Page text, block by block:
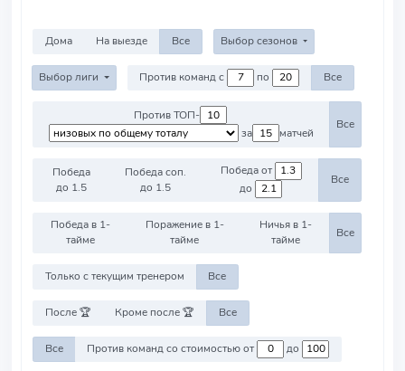
Дома На выезде Все Выбор сезонов
Выбор лиги Против команд с по Все
Против ТОП-
за
матчей
Все
Победа
до 1.5
Победа соп.
до 1.5
Победа от
до
Все
Победа в 1-
тайме
Поражение в 1-
тайме
Ничья в 1-
тайме
Все
Только с текущим тренером Все
После 🏆 Кроме после 🏆 Все
Все Против команд со стоимостью от до